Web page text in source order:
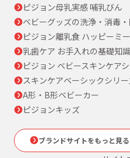
ピジョン母乳実感 哺乳びん
ベビーグッズの洗浄・消毒
ピジョン離乳食 ハッピーミ
乳歯ケア お手入れの基礎知識
ピジョン ベビースキンケア
スキンケアベーシックシリー
A形・B形ベビーカー
ピジョンキッズ
ブランドサイトをもっと見る